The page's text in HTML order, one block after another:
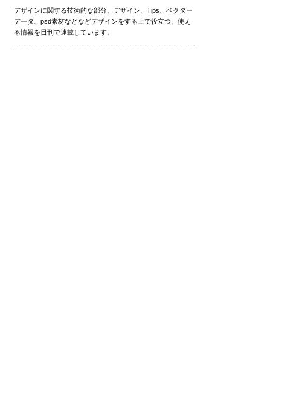
デザインに関する技術的な部分。デザイン、Tips、ベクター
データ、psd素材などなどデザインをする上で役立つ、使え
る情報を日刊で連載しています。